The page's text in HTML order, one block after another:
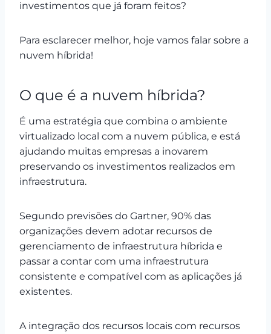
investimentos que já foram feitos?
Para esclarecer melhor, hoje vamos falar sobre a
nuvem híbrida!
O que é a nuvem híbrida?
É uma estratégia que combina o ambiente
virtualizado local com a nuvem pública, e está
ajudando muitas empresas a inovarem
preservando os investimentos realizados em
infraestrutura.
Segundo previsões do Gartner, 90% das
organizações devem adotar recursos de
gerenciamento de infraestrutura híbrida e
passar a contar com uma infraestrutura
consistente e compatível com as aplicações já
existentes.
A integração dos recursos locais com recursos